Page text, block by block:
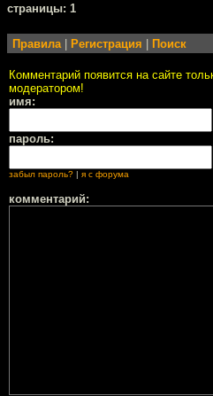
cтраницы: 1
Правила| Регистрация Поиск
Комментарий появится на сайте
модератором!
имя:
пароль:
забыл пароль? | я с форума
комментарий: